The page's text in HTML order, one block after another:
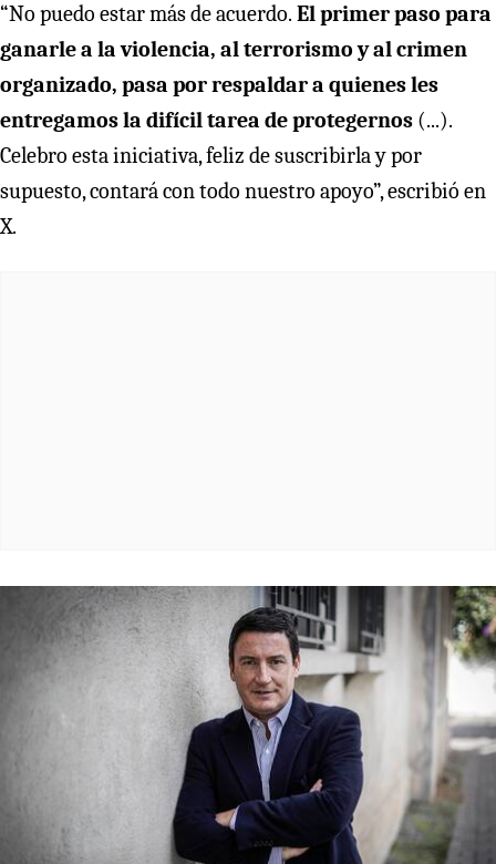
“No puedo estar más de acuerdo. El primer paso para
ganarle a la violencia, al terrorismo y al crimen
organizado, pasa por respaldar a quienes les
entregamos la difícil tarea de protegernos (...).
Celebro esta iniciativa, feliz de suscribirla y por
supuesto, contará con todo nuestro apoyo”, escribió en
X.